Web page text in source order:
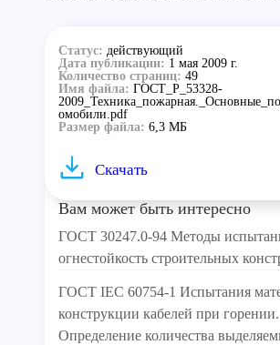
Статус: действующий
Дата публикации: 1 мая 2009 г.
Количество страниц: 49
Имя файла: ГОСТ_Р_53328-
омобили.pdf
Размер файла: 6,3 МБ
Скачать
Вам может быть интересно
ГОСТ 30247.0-94 Методы
огнестойкость строительных
ГОСТ IEC 60754-1 Испытания
конструкции кабелей при горении.
Определение количества